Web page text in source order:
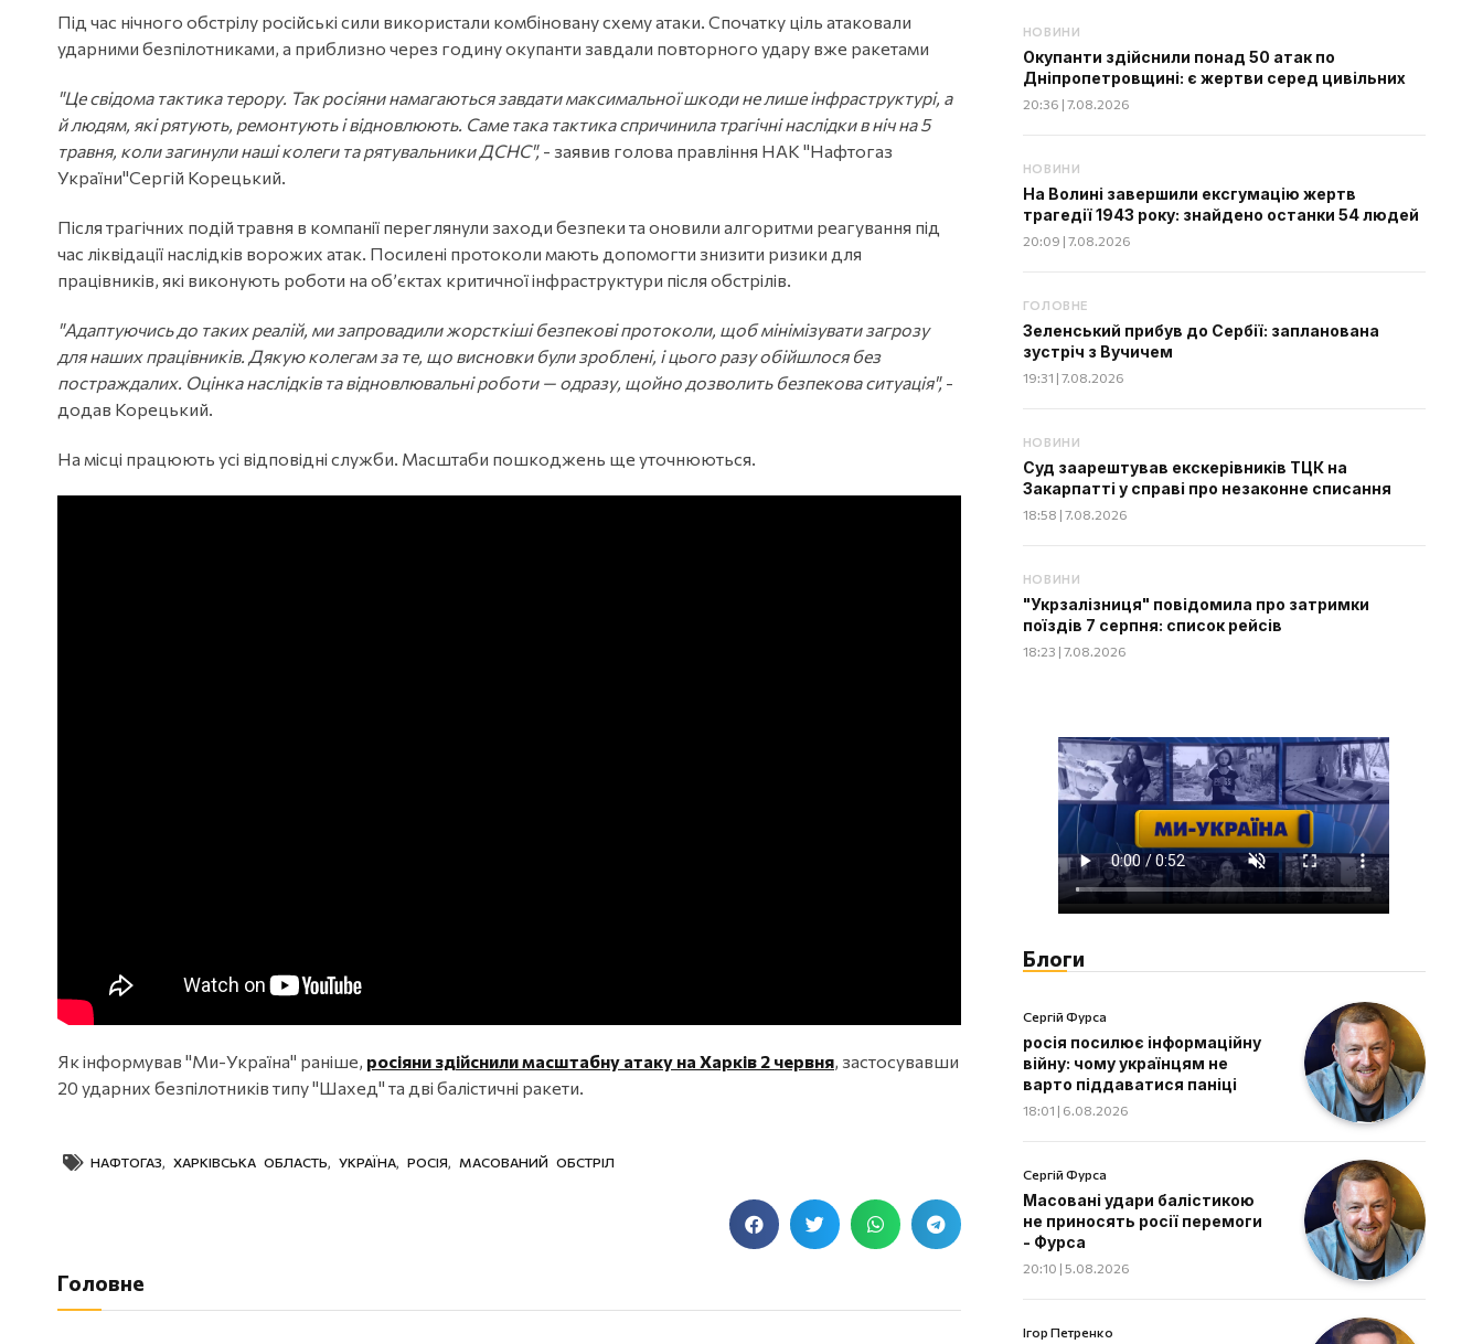
Під час нічного обстрілу російські сили використали комбіновану схему атаки. Спочатку ціль атаковали
ударними безпілотниками, а приблизно через годину окупанти завдали повторного удару вже ракетами
"Це свідома тактика терору. Так росіяни намагаються завдати максимальної шкоди не лише інфраструктурі, а
й людям, які рятують, ремонтують і відновлюють. Саме така тактика спричинила трагічні наслідки в ніч на 5
травня, коли загинули наші колеги та рятувальники ДСНС", - заявив голова правління НАК "Нафтогаз
України"Сергій Корецький.
Після трагічних подій травня в компанії переглянули заходи безпеки та оновили алгоритми реагування під
час ліквідації наслідків ворожих атак. Посилені протоколи мають допомогти знизити ризики для
працівників, які виконують роботи на об’єктах критичної інфраструктури після обстрілів.
"Адаптуючись до таких реалій, ми запровадили жорсткіші безпекові протоколи, щоб мінімізувати загрозу
для наших працівників. Дякую колегам за те, що висновки були зроблені, і цього разу обійшлося без
постраждалих. Оцінка наслідків та відновлювальні роботи — одразу, щойно дозволить безпекова ситуація", -
додав Корецький.
На місці працюють усі відповідні служби. Масштаби пошкоджень ще уточнюються.
Як інформував "Ми-Україна" раніше, росіяни здійснили масштабну атаку на Харків 2 червня, застосувавши
20 ударних безпілотників типу "Шахед" та дві балістичні ракети.
НАФТОГАЗ, ХАРКІВСЬКА ОБЛАСТЬ, УКРАЇНА, РОСІЯ, МАСОВАНИЙ ОБСТРІЛ
Головне
НОВИНИ
Окупанти здійснили понад 50 атак по
Дніпропетровщині: є жертви серед цивільних
20:36 | 7.08.2026
НОВИНИ
На Волині завершили ексгумацію жертв
трагедії 1943 року: знайдено останки 54 людей
20:09 | 7.08.2026
ГОЛОВНЕ
Зеленський прибув до Сербії: запланована
зустріч з Вучичем
19:31 | 7.08.2026
НОВИНИ
Суд заарештував екскерівників ТЦК на
Закарпатті у справі про незаконне списання
18:58 | 7.08.2026
НОВИНИ
"Укрзалізниця" повідомила про затримки
поїздів 7 серпня: список рейсів
18:23 | 7.08.2026
Блоги
Сергій Фурса
росія посилює інформаційну
війну: чому українцям не
варто піддаватися паніці
18:01 | 6.08.2026
Сергій Фурса
Масовані удари балістикою
не приносять росії перемоги
- Фурса
20:10 | 5.08.2026
Ігор Петренко